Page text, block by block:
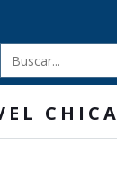
CHICA